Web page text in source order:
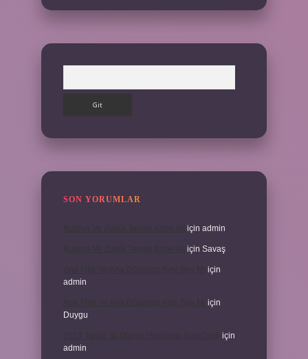
SON YORUMLAR
için admin
için Savaş
için
admin
için
Duygu
için
admin